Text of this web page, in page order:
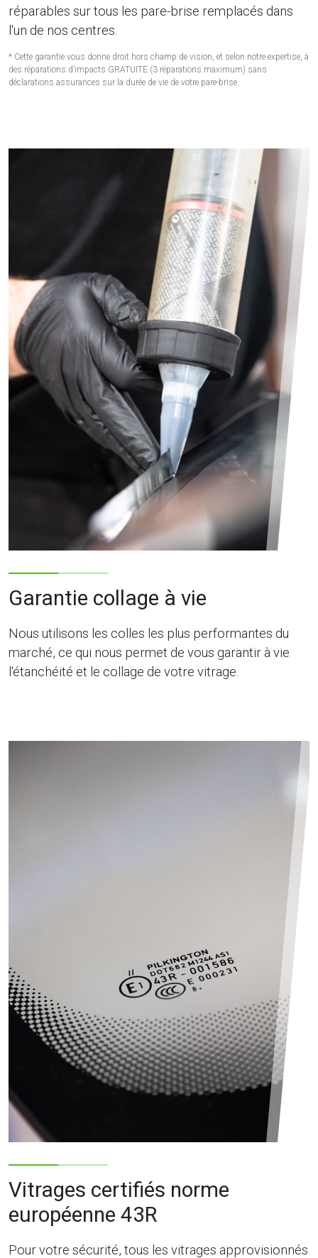
réparables sur tous les pare-brise remplacés dans
l'un de nos centres.
* Cette garantie vous donne droit hors champ de vision, et selon notre expertise, à
des réparations d’impacts GRATUITE (3 réparations maximum) sans
déclarations assurances sur la durée de vie de votre pare-brise.
Garantie collage à vie
Nous utilisons les colles les plus performantes du
marché, ce qui nous permet de vous garantir à vie
l'étanchéité et le collage de votre vitrage.
Vitrages certifiés norme
européenne 43R
Pour votre sécurité, tous les vitrages approvisionnés